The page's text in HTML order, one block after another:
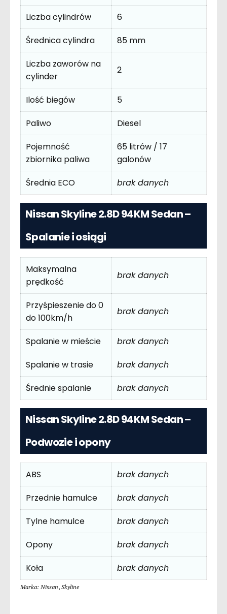
Liczba cylindrów
6
Średnica cylindra
85 mm
Liczba zaworów na
cylinder
2
Ilość biegów
5
Paliwo
Diesel
Pojemność
zbiornika paliwa
65 litrów / 17
galonów
Średnia ECO
brak danych
Nissan Skyline 2.8D 94KM Sedan –
Spalanie i osiągi
Maksymalna
prędkość
brak danych
Przyśpieszenie do 0
do 100km/h
brak danych
Spalanie w mieście
brak danych
Spalanie w trasie
brak danych
Średnie spalanie
brak danych
Nissan Skyline 2.8D 94KM Sedan –
Podwozie i opony
ABS
brak danych
Przednie hamulce
brak danych
Tylne hamulce
brak danych
Opony
brak danych
Koła
brak danych
Marka: Nissan, Skyline